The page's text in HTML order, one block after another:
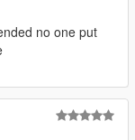
no one put